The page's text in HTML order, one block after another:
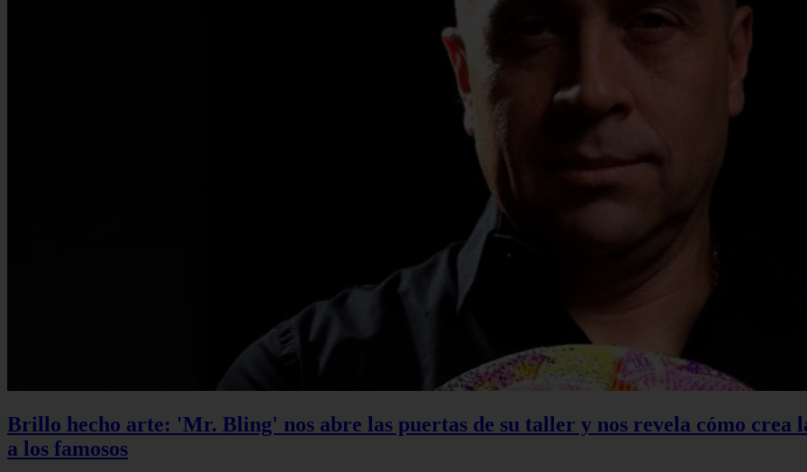
Brillo hecho arte: 'Mr. Bling' nos abre las puertas de su taller y nos revela cómo crea
a los famosos